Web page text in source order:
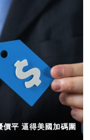
平 逼得美國加碼圍